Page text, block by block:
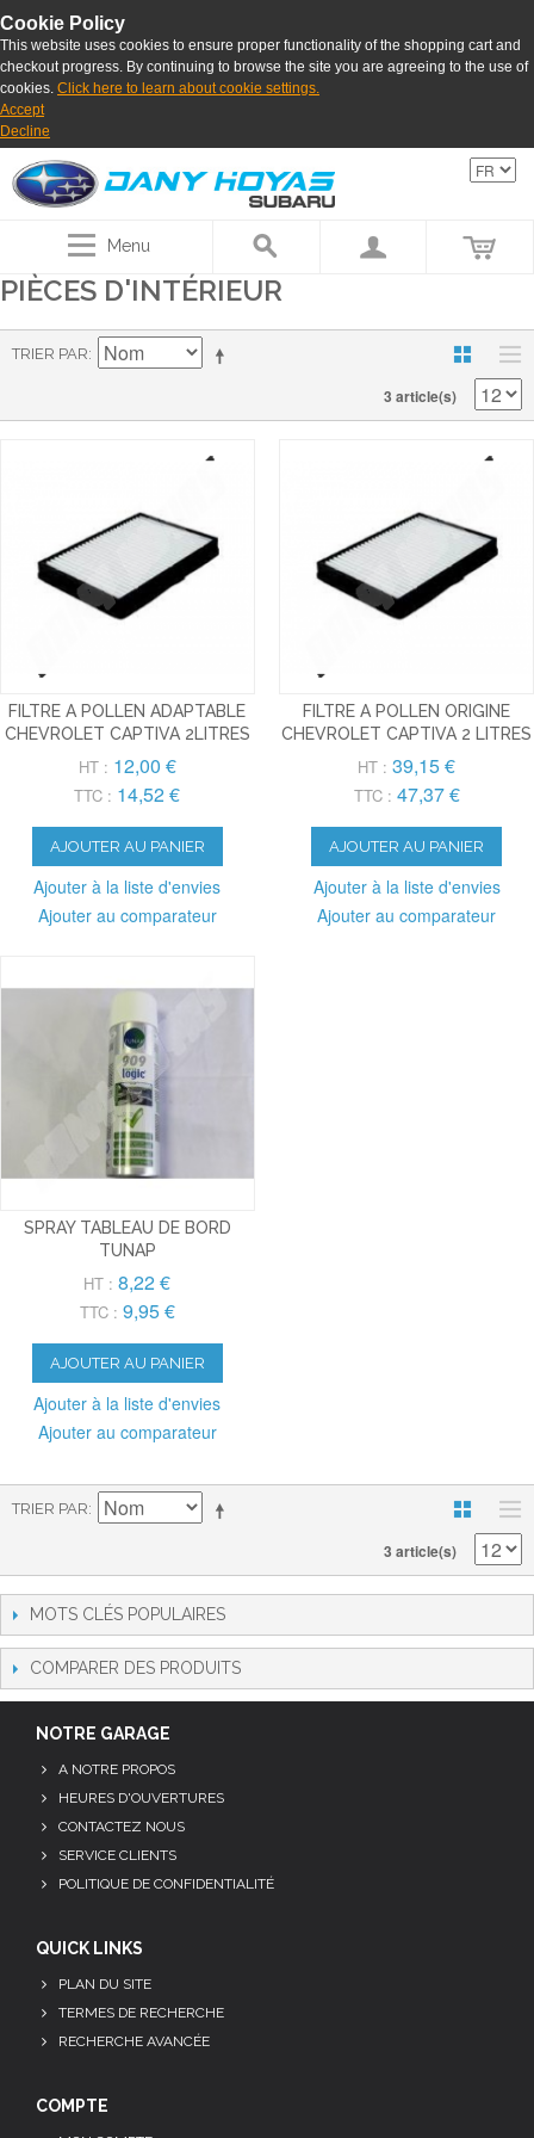
Cookie Policy
This website uses cookies to ensure proper functionality of the shopping cart and
checkout progress. By continuing to browse the site you are agreeing to the use of
cookies. Click here to learn about cookie settings.
Accept
Decline
Menu
PIÈCES D'INTÉRIEUR
TRIER PAR
3 article(s)
FILTRE A POLLEN ADAPTABLE
CHEVROLET CAPTIVA 2LITRES
HT : 12,00 €
TTC : 14,52 €
AJOUTER AU PANIER
Ajouter à la liste d'envies
Ajouter au comparateur
FILTRE A POLLEN ORIGINE
CHEVROLET CAPTIVA 2 LITRES
HT : 39,15 €
TTC : 47,37 €
AJOUTER AU PANIER
Ajouter à la liste d'envies
Ajouter au comparateur
SPRAY TABLEAU DE BORD
TUNAP
HT : 8,22 €
TTC : 9,95 €
AJOUTER AU PANIER
Ajouter à la liste d'envies
Ajouter au comparateur
TRIER PAR
3 article(s)
MOTS CLÉS POPULAIRES
COMPARER DES PRODUITS
NOTRE GARAGE
A NOTRE PROPOS
HEURES D'OUVERTURES
CONTACTEZ NOUS
SERVICE CLIENTS
POLITIQUE DE CONFIDENTIALITÉ
QUICK LINKS
PLAN DU SITE
TERMES DE RECHERCHE
RECHERCHE AVANCÉE
COMPTE